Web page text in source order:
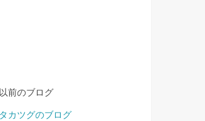
前のブログ
カツグのブログ